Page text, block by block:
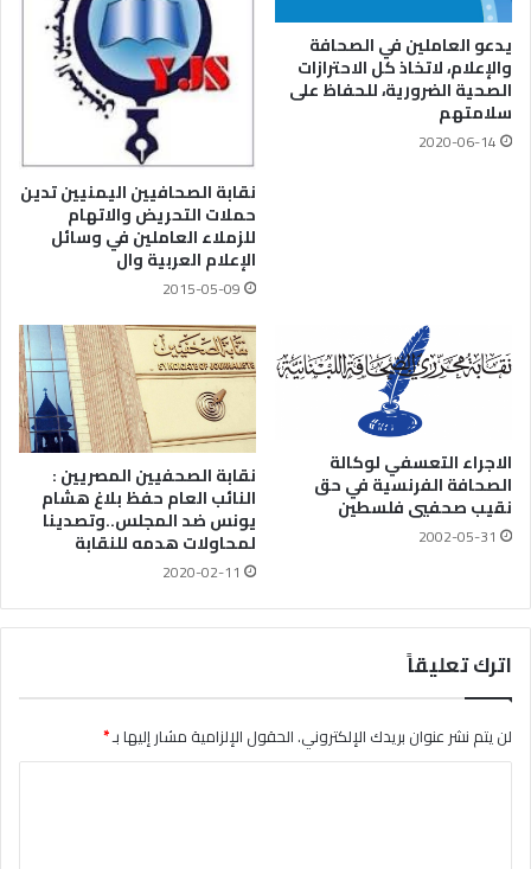
يدعو العاملين في الصحافة
والإعلام، لاتخاذ كل الاحترازات
الصحية الضرورية، للحفاظ على
سلامتهم
2020-06-14
نقابة الصحافيين اليمنيين تدين
حملات التحريض والاتهام
للزملاء العاملين في وسائل
الإعلام العربية وال
2015-05-09
الاجراء التعسفي لوكالة
الصحافة الفرنسية في حق
نقيب صحفيي فلسطين
2002-05-31
نقابة الصحفيين المصريين :
النائب العام حفظ بلاغ هشام
يونس ضد المجلس..وتصدينا
لمحاولات هدمه للنقابة
2020-02-11
اترك تعليقاً
لن يتم نشر عنوان بريدك الإلكتروني.الحقول الإلزامية مشار إليها بـ*